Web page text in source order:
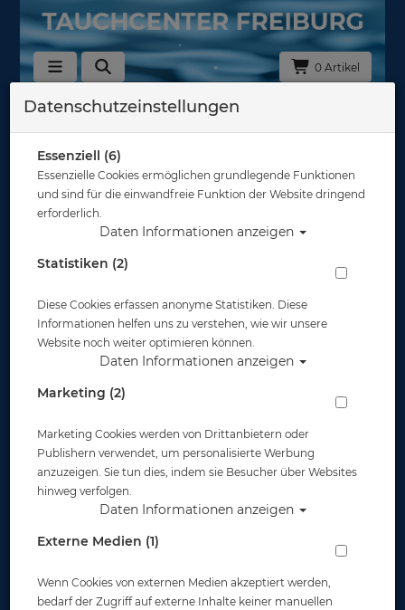
0 Artikel
Zurück
Aqualung Bleitasche SL II 10 LB - einzeln
Artikelnr.: lung-14953
Datenschutzeinstellungen
Essenziell (6)
Essenzielle Cookies ermöglichen grundlegende Funktionen
und sind für die einwandfreie Funktion der Website dringend
erforderlich.
Daten Informationen anzeigen
Statistiken (2)
Diese Cookies erfassen anonyme Statistiken. Diese
Informationen helfen uns zu verstehen, wie wir unsere
Website noch weiter optimieren können.
Daten Informationen anzeigen
Marketing (2)
Marketing Cookies werden von Drittanbietern oder
Publishern verwendet, um personalisierte Werbung
anzuzeigen. Sie tun dies, indem sie Besucher über Websites
hinweg verfolgen.
Daten Informationen anzeigen
Externe Medien (1)
Wenn Cookies von externen Medien akzeptiert werden,
bedarf der Zugriff auf externe Inhalte keiner manuellen